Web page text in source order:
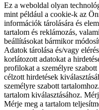
Ez a weboldal olyan
mint például a cookie-k az
információk tárolására és
tartalom és reklámozás,
beállításokat bármikor
Adatok tárolása és/vagy
korlátozott adatokat a
profilokat a személyre
célzott hirdetések
személyre szabott
tartalom kiválasztásához.
Mérje meg a tartalom